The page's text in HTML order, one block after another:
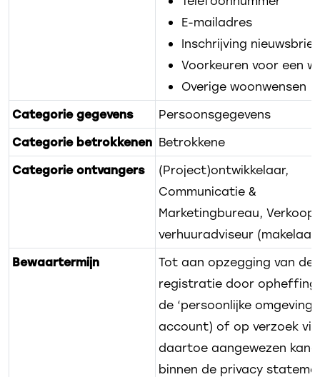
E-mailadres
Inschrijving nieuwsbrief
Voorkeuren voor een
Overige woonwensen
Categorie gegevens
Persoonsgegevens
Categorie betrokkenen Betrokkene
Categorie ontvangers
(Project)ontwikkelaar,
Communicatie &
Marketingbureau,
verhuuradviseur (makelaar)
Bewaartermijn
Tot aan opzegging van de
registratie door opheffing
de ‘persoonlijke
account) of op verzoek
daartoe aangewezen
binnen de privacy